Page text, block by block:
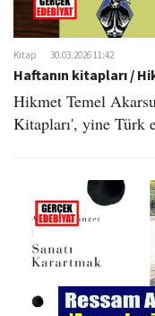
o
n
Kitap 30.03.2026 11:42
Haftanın kitapları /
Hikmet Temel
Kitapları', yine Türk